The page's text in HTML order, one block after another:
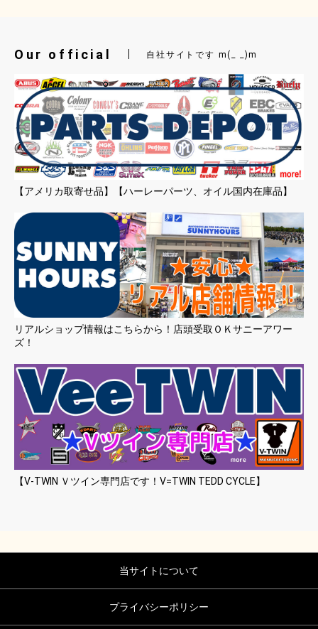
Our official 自社サイトです m(_ _)m
【アメリカ取寄せ品】【ハーレーパーツ、オイル国内在庫品】
リアルショップ情報はこちらから！店頭受取ＯＫサニーアワー
ズ！
【V-TWIN Ｖツイン専門店です！V=TWIN TEDD CYCLE】
当サイトについて
プライバシーポリシー